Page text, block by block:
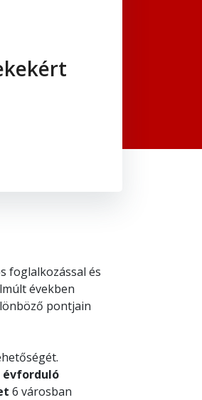
foglalkozással és
években
pontjain
évforduló
6 városban